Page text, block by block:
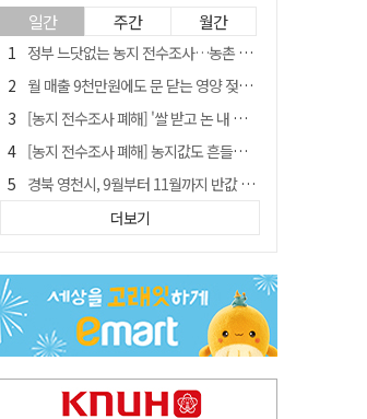
일간 주간 월간
정부 느닷없는 농지 전수조사…농촌 들쑤시는 '경자유전'의 칼날
월 매출 9천만원에도 문 닫는 영양 젖소농장… "일할 사람이 없어"
[농지 전수조사 폐해] '쌀 받고 논 내 준' 도지농 이제 어쩌나?
[농지 전수조사 폐해] 농지값도 흔들리나…"도지 막히면 헐값 매물 나올 수도"
경북 영천시, 9월부터 11월까지 반값 여행 혜택 제공
국민 51.9% "李 대통령 재판 재개 필요하다"
아쉬운 태클
[농지 전수조사 폐해] 실경작농·청년농 부담도 커진다
김주수 전 의성군수 공덕비 결국 철거… 문화재법 위반 원상복구
더보기